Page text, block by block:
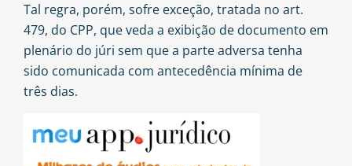
Tal regra, porém, sofre exceção, tratada no art.
479, do CPP, que veda a exibição de documento em
plenário do júri sem que a parte adversa tenha
sido comunicada com antecedência mínima de
três dias.